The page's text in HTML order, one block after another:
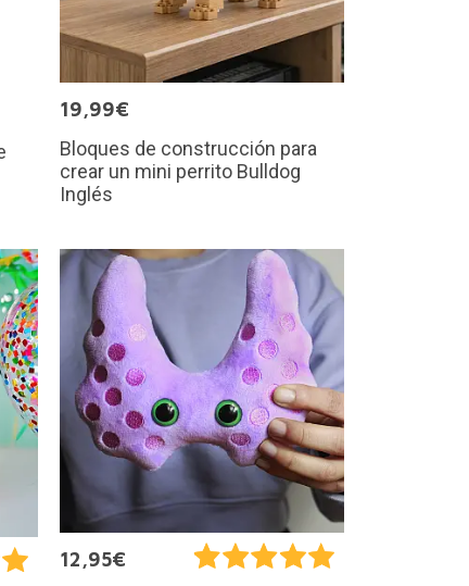
19,99€
Bloques de construcción para
crear un mini perrito Bulldog
Inglés
12,95€